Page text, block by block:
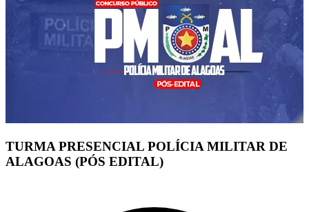
TURMA PRESENCIAL POLÍCIA MILITAR DE
ALAGOAS (PÓS EDITAL)